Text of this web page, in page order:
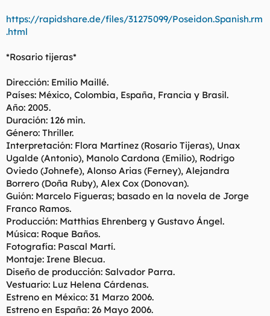
https://rapidshare.de/files/31275099/Poseidon.Spanish.rm
.html
*Rosario tijeras*
Dirección: Emilio Maillé.
Países: México, Colombia, España, Francia y Brasil.
Año: 2005.
Duración: 126 min.
Género: Thriller.
Interpretación: Flora Martínez (Rosario Tijeras), Unax
Ugalde (Antonio), Manolo Cardona (Emilio), Rodrigo
Oviedo (Johnefe), Alonso Arias (Ferney), Alejandra
Borrero (Doña Ruby), Alex Cox (Donovan).
Guión: Marcelo Figueras; basado en la novela de Jorge
Franco Ramos.
Producción: Matthias Ehrenberg y Gustavo Ángel.
Música: Roque Baños.
Fotografía: Pascal Martí.
Montaje: Irene Blecua.
Diseño de producción: Salvador Parra.
Vestuario: Luz Helena Cárdenas.
Estreno en México: 31 Marzo 2006.
Estreno en España: 26 Mayo 2006.